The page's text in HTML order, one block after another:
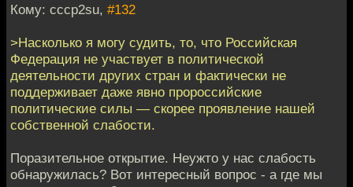
Кому: cccp2su, #132
>Насколько я могу судить, то, что Российская
Федерация не участвует в политической
деятельности других стран и фактически не
поддерживает даже явно пророссийские
политические силы — скорее проявление нашей
собственной слабости.
Поразительное открытие. Неужто у нас слабость
обнаружилась? Вот интересный вопрос - а где мы